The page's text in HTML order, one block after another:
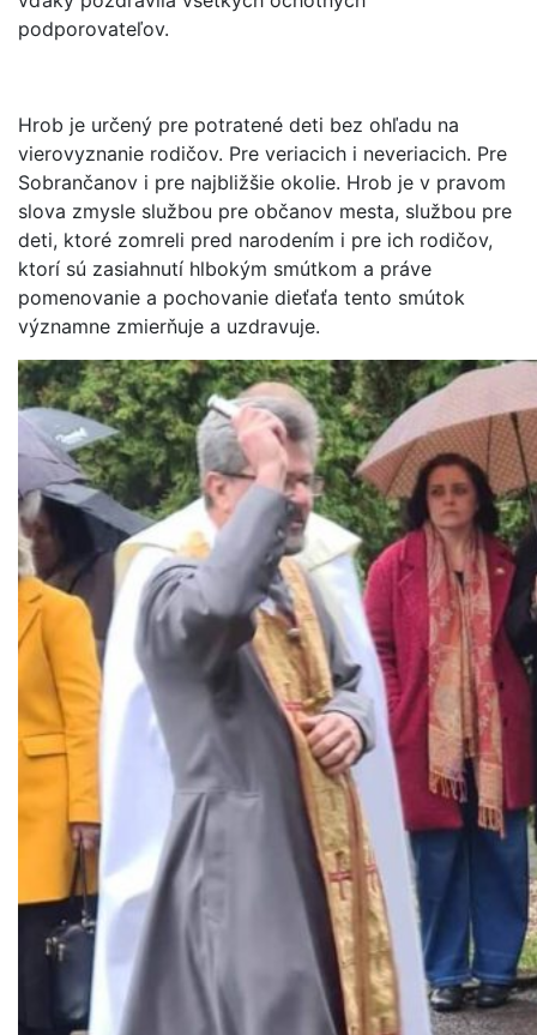
podporovateľov.
Hrob je určený pre potratené deti bez ohľadu na
vierovyznanie rodičov. Pre veriacich i neveriacich. Pre
Sobrančanov i pre najbližšie okolie. Hrob je v pravom
slova zmysle službou pre občanov mesta, službou pre
deti, ktoré zomreli pred narodením i pre ich rodičov,
ktorí sú zasiahnutí hlbokým smútkom a práve
pomenovanie a pochovanie dieťaťa tento smútok
významne zmierňuje a uzdravuje.